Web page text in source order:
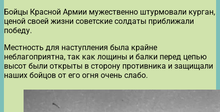
Бойцы Красной Армии мужественно штурмовали курган,
ценой своей жизни советские солдаты приближали
победу.
Местность для наступления была крайне
неблагоприятна, так как лощины и балки перед цепью
высот были открыты в сторону противника и защищали
наших бойцов от его огня очень слабо.